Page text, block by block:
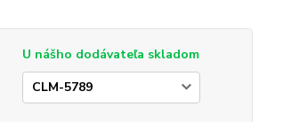
U nášho dodávateľa skladom